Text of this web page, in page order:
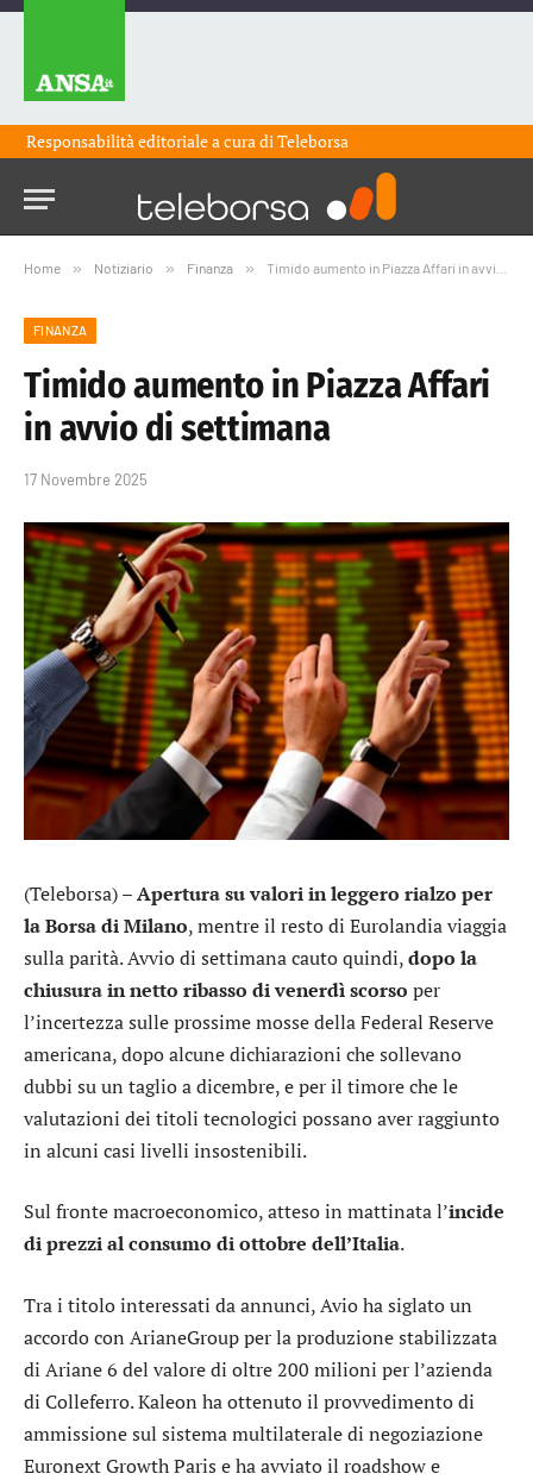
Responsabilità editoriale a cura diTeleborsa
Home » Notiziario » Finanza » Timido aumento in Piazza Affari in avvio di settimana
FINANZA
Timido aumento in Piazza Affari
in avvio di settimana
17 Novembre 2025
(Teleborsa) –Apertura su valori in leggero rialzo per
la Borsa di Milano, mentre il resto di Eurolandia viaggia
sulla parità. Avvio di settimana cauto quindi,dopo la
chiusura in netto ribasso di venerdì scorso per
l’incertezza sulle prossime mosse della Federal Reserve
americana, dopo alcune dichiarazioni che sollevano
dubbi su un taglio a dicembre, e per il timore che le
valutazioni dei titoli tecnologici possano aver raggiunto
in alcuni casi livelli insostenibili.
Sul fronte macroeconomico, atteso in mattinata l’incide
di prezzi al consumo di ottobre dell’Italia.
Tra i titolo interessati da annunci,Avioha siglato un
accordo con ArianeGroup per la produzione stabilizzata
di Ariane 6 del valore di oltre 200 milioni per l’azienda
di Colleferro. Kaleon ha ottenuto il provvedimento di
ammissione sul sistema multilaterale di negoziazione
Euronext Growth Paris e ha avviato il roadshow e